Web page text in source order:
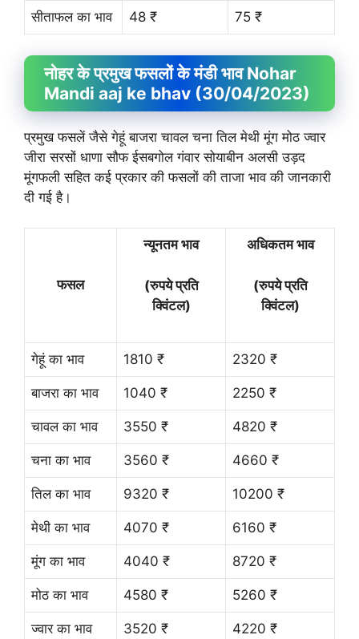
सीताफल का भाव 48 ₹ 75 ₹
नोहर के प्रमुख फसलों के मंडी भाव Nohar
Mandi aaj ke bhav (30/04/2023)
प्रमुख फसलें जैसे गेहूं बाजरा चावल चना तिल मेथी मूंग मोठ ज्वार
जीरा सरसों धाणा सौफ ईसबगोल गंवार सोयाबीन अलसी उड़द
मूंगफली सहित कई प्रकार की फसलों की ताजा भाव की जानकारी
दी गई है।
फसल
न्यूनतम भाव
(रुपये प्रति
क्विंटल)
अधिकतम भाव
(रुपये प्रति
क्विंटल)
गेहूं का भाव 1810 ₹ 2320 ₹
बाजरा का भाव 1040 ₹ 2250 ₹
चावल का भाव 3550 ₹ 4820 ₹
चना का भाव 3560 ₹ 4660 ₹
तिल का भाव 9320 ₹ 10200 ₹
मेथी का भाव 4070 ₹ 6160 ₹
मूंग का भाव 4040 ₹ 8720 ₹
मोठ का भाव 4580 ₹ 5260 ₹
ज्वार का भाव 3520 ₹ 4220 ₹